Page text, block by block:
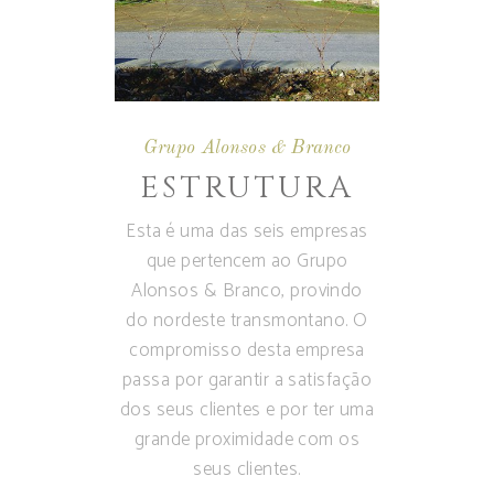
Grupo Alonsos & Branco
ESTRUTURA
Esta é uma das seis empresas
que pertencem ao Grupo
Alonsos & Branco, provindo
do nordeste transmontano. O
compromisso desta empresa
passa por garantir a satisfação
dos seus clientes e por ter uma
grande proximidade com os
seus clientes.